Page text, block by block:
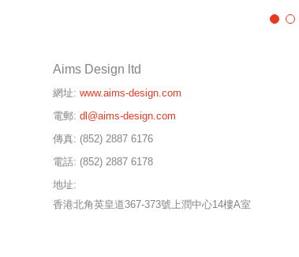
Aims Design ltd
網址: www.aims-design.com
電郵: dl@aims-design.com
傳真: (852) 2887 6176
電話: (852) 2887 6178
地址:
香港北角英皇道367-373號上潤中心14樓A室